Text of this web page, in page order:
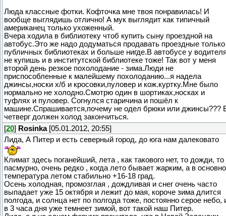
Люда классные фотки. Кофточка мне твоя понравилась! И
вообще выглядишь отлично! А мук выглядит как типичный
американец только ухоженный.
Вчера ходила в библиотеку чтоб купить сыну проездной на
автобус.Это же надо додуматься продавать проездные
публичных библиотеках и больше нигде.В автобусе у
не купишь и в институтской библиотеке тоже! Так вот у меня
второй день резкое похолодание - зима.Люди не
приспособленные к малейшему похолоданию...я надела
джинсы,носки х/б и кросовки,пуловер и кож.куртку.Мне было
нормально не холодно.Смотрю один в шортиках,носках и
туфлях и пуловер. Согнулся старичина и пошёл к
машине.Спрашивается,почему не одел брюки или джинсы???
четверг должен холод закончиться.
[20] Rosinka[05.01.2012, 20:55]
Лида, А Питер и есть северный город, до юга нам далековато
Климат здесь поганейший, лета , как такового нет, то дожди, то
пасмурно, очень редко , когда лето бывает жарким, а в
температура летом стабильно +16-18 град.
Осень холодная, промозглая , дождливая и снег очень часто
выпадает уже 15 октября и лежит до мая, короче зима длится
полгода, и солнца нет по полгода тоже, постоянно серое небо,
в 3 часа дня уже темнеет зимой, вот такой наш Питер.